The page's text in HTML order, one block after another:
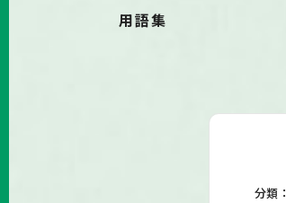
用語集
分類：